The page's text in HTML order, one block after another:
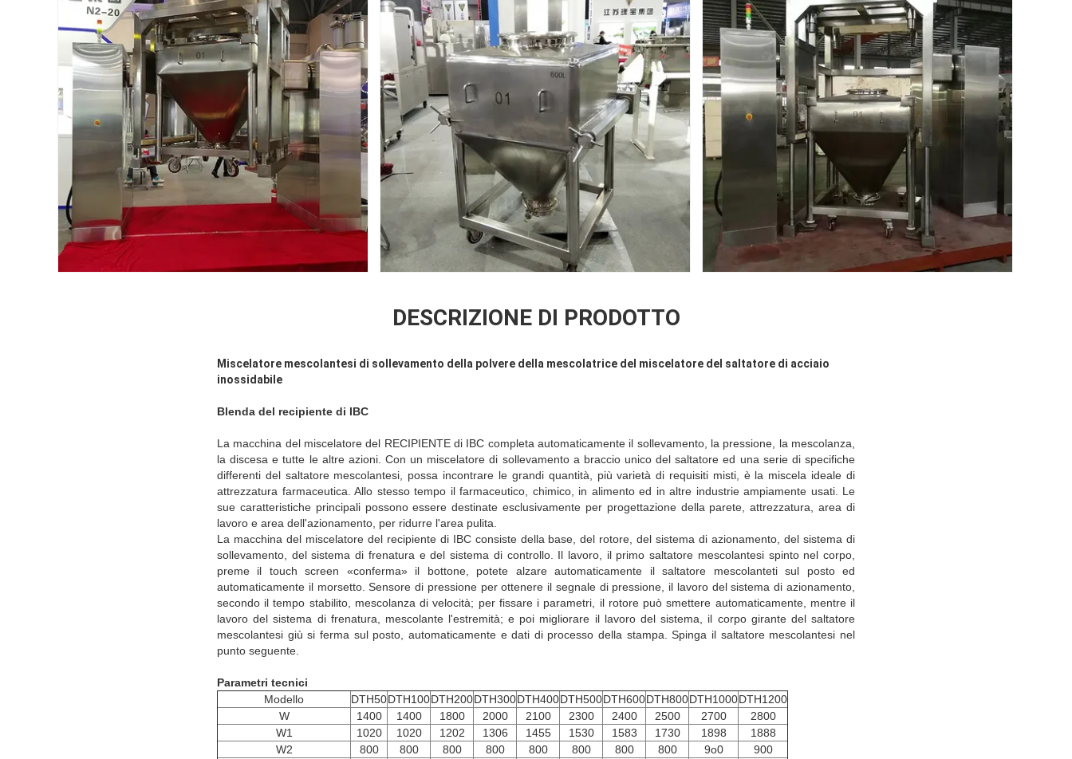
DESCRIZIONE DI PRODOTTO
Miscelatore mescolantesi di sollevamento della polvere della mescolatrice del miscelatore del saltatore di acciaio
inossidabile
Blenda del recipiente di IBC
La macchina del miscelatore del RECIPIENTE di IBC completa automaticamente il sollevamento, la pressione, la mescolanza,
la discesa e tutte le altre azioni. Con un miscelatore di sollevamento a braccio unico del saltatore ed una serie di specifiche
differenti del saltatore mescolantesi, possa incontrare le grandi quantità, più varietà di requisiti misti, è la miscela ideale di
attrezzatura farmaceutica. Allo stesso tempo il farmaceutico, chimico, in alimento ed in altre industrie ampiamente usati. Le
sue caratteristiche principali possono essere destinate esclusivamente per progettazione della parete, attrezzatura, area di
lavoro e area dell'azionamento, per ridurre l'area pulita.
La macchina del miscelatore del recipiente di IBC consiste della base, del rotore, del sistema di azionamento, del sistema di
sollevamento, del sistema di frenatura e del sistema di controllo. Il lavoro, il primo saltatore mescolantesi spinto nel corpo,
preme il touch screen «conferma» il bottone, potete alzare automaticamente il saltatore mescolanteti sul posto ed
automaticamente il morsetto. Sensore di pressione per ottenere il segnale di pressione, il lavoro del sistema di azionamento,
secondo il tempo stabilito, mescolanza di velocità; per fissare i parametri, il rotore può smettere automaticamente, mentre il
lavoro del sistema di frenatura, mescolante l'estremità; e poi migliorare il lavoro del sistema, il corpo girante del saltatore
mescolantesi giù si ferma sul posto, automaticamente e dati di processo della stampa. Spinga il saltatore mescolantesi nel
punto seguente.
Parametri tecnici
Modello
DTH50DTH100DTH200DTH300DTH400DTH500DTH600DTH800DTH1000DTH1200
W
1400 1400 1800 2000 2100 2300 2400 2500 2700
2800
W1
1020 1020 1202 1306 1455 1530 1583 1730 1898
1888
W2
800 800 800 800 800 800 800 800 9o0
900